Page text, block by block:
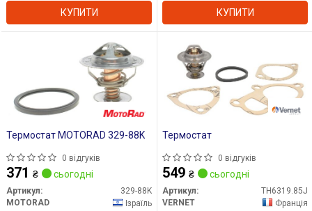
КУПИТИ КУПИТИ
Термостат MOTORAD 329-88K
0 відгуків
371 ₴ сьогодні
Артикул:
329-88K
MOTORAD
Ізраїль
Термостат
0 відгуків
549 ₴ сьогодні
Артикул:
TH6319.85J
VERNET
Франція